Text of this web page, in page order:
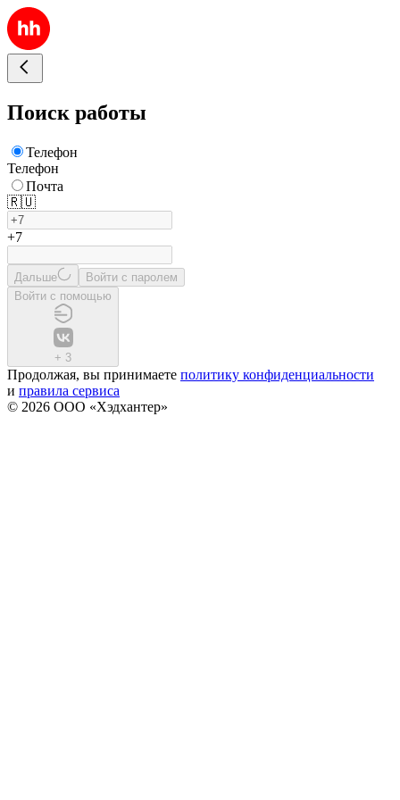
Поиск работы
Телефон
Телефон
Почта
🇷🇺
+7
Дальше
Войти с паролем
Войти с помощью
+ 3
Продолжая, вы принимаете политику конфиденциальности
и правила сервиса
© 2026 ООО «Хэдхантер»